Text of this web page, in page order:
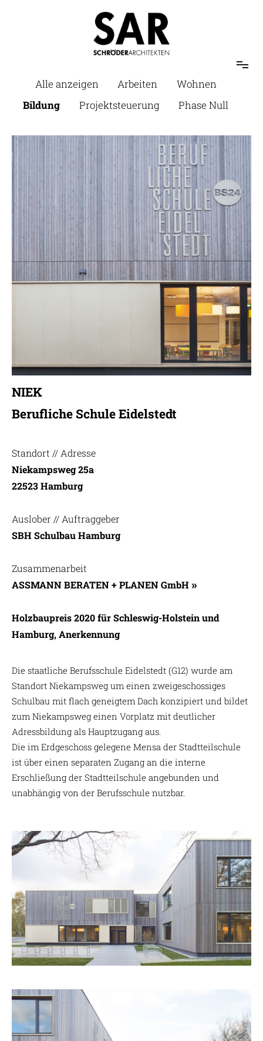
Alle anzeigen Arbeiten
Wohnen
Bildung
Projektsteuerung Phase Null
NIEK
Berufliche Schule Eidelstedt
Standort // Adresse
Niekampsweg 25a
22523 Hamburg
Auslober // Auftraggeber
SBH Schulbau Hamburg
Zusammenarbeit
ASSMANN BERATEN + PLANEN GmbH
Holzbaupreis 2020 für Schleswig-Holstein und
Hamburg, Anerkennung
Die staatliche Berufsschule Eidelstedt (G12) wurde am
Standort Niekampsweg um einen zweigeschossiges
Schulbau mit flach geneigtem Dach konzipiert und bildet
zum Niekampsweg einen Vorplatz mit deutlicher
Adressbildung als Hauptzugang aus.
Die im Erdgeschoss gelegene Mensa der Stadtteilschule
ist über einen separaten Zugang an die interne
Erschließung der Stadtteilschule angebunden und
unabhängig von der Berufsschule nutzbar.